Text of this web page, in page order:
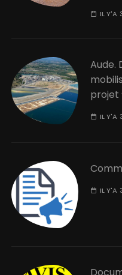
IL Y'A
Aude.
projet
IL Y'A
IL Y'A